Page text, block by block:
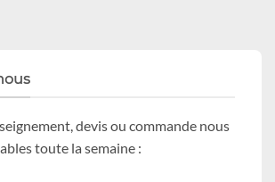
devis ou commande nous
toute la semaine :